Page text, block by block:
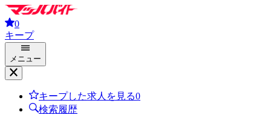
0
キープ
メニュー
キープした求人を見る0
検索履歴